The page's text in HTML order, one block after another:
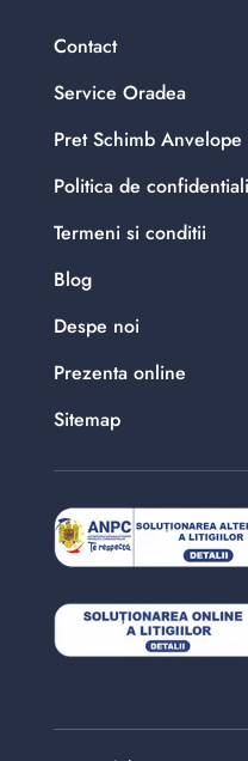
Contact
Service Oradea
Pret Schimb Anvelope
Politica de
Termeni si conditii
Blog
Despe noi
Prezenta online
Sitemap